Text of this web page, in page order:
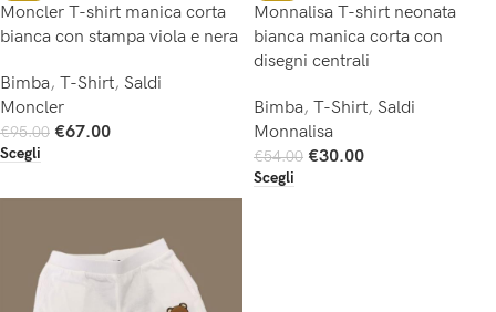
Moncler T-shirt manica corta
bianca con stampa viola e nera
Bimba, T-Shirt, Saldi
Moncler
€95.00 €67.00
Scegli
Monnalisa T-shirt neonata
bianca manica corta con
disegni centrali
Bimba, T-Shirt, Saldi
Monnalisa
€54.00 €30.00
Scegli